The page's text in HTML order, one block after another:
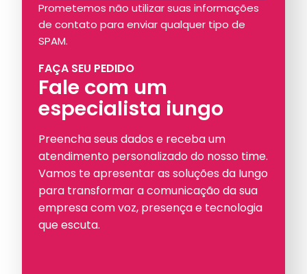
FAÇA SEU PEDIDO
Fale com um
especialista iungo
Preencha seus dados e receba um
atendimento personalizado do nosso time.
Vamos te apresentar as soluções da Iungo
para transformar a comunicação da sua
empresa com voz, presença e tecnologia
que escuta.
Prometemos não utilizar suas informações
de contato para enviar qualquer tipo de
SPAM.